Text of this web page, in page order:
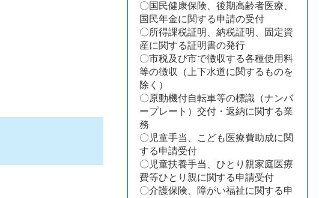
〇国民健康保険、後期高齢者医療、
国民年金に関する申請の受付
〇所得課税証明、納税証明、固定資
産に関する証明書の発行
〇市税及び市で徴収する各種使用料
等の徴収（上下水道に関するものを
除く）
〇原動機付自転車等の標識（ナンバ
ープレート）交付・返納に関する業
務
〇児童手当、こども医療費助成に関
する申請受付
〇児童扶養手当、ひとり親家庭医療
費等ひとり親に関する申請受付
〇介護保険、障がい福祉に関する申